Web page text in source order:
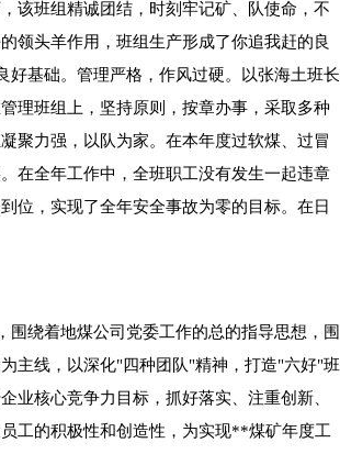
该班组精诚团结，时刻牢记矿、队使命，不
领头羊作用，班组生产形成了你追我赶的良
好基础。管理严格，作风过硬。以张海土班长
理班组上，坚持原则，按章办事，采取多种
聚力强，以队为家。在本年度过软煤、过冒
在全年工作中，全班职工没有发生一起违章
位，实现了全年安全事故为零的目标。在日
绕着地煤公司党委工作的总的指导思想，围
主线，以深化"四种团队"精神，打造"六好"班
业核心竞争力目标，抓好落实、注重创新、
工的积极性和创造性，为实现**煤矿年度工